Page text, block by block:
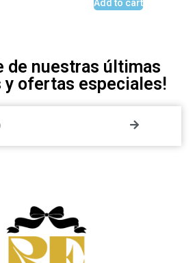
Add to cart
de nuestras últimas
y ofertas especiales!